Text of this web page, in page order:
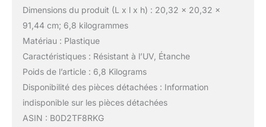
Dimensions du produit (L x l x h) : 20,32 x 20,32 x
91,44 cm; 6,8 kilogrammes
Matériau : Plastique
Caractéristiques : Résistant à l’UV, Étanche
Poids de l’article : 6,8 Kilograms
Disponibilité des pièces détachées : Information
indisponible sur les pièces détachées
ASIN : B0D2TF8RKG